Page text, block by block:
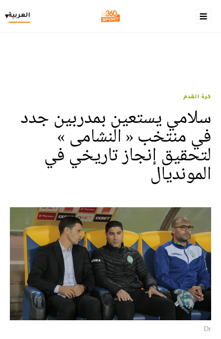
العربية▾
كرة القدم
سلامي يستعين بمدربين جدد
في منتخب « النشامى »
لتحقيق إنجاز تاريخي في
المونديال
Dr